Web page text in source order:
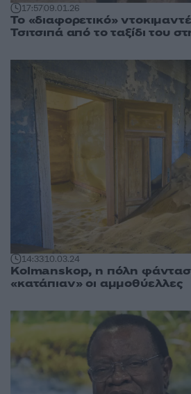
17:5709.01.26
Το «διαφορετικό»
Τσιτσιπά από το ταξίδι του
14:3310.03.24
Kolmanskop, η πόλη
«κατάπιαν» οι αμμοθύελλες